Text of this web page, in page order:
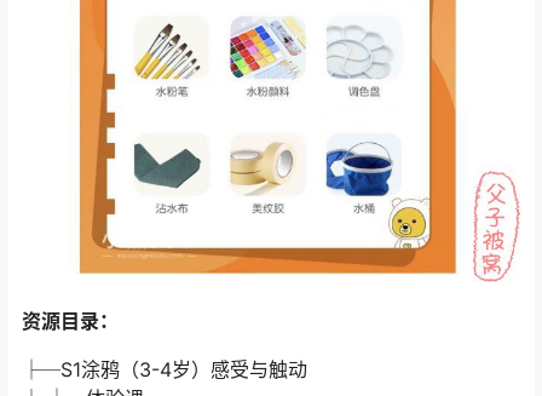
资源目录：
├─S1涂鸦（3-4岁）感受与触动